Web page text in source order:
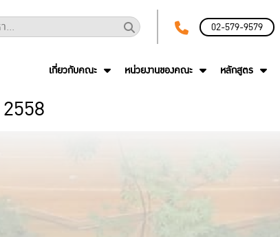
02-579-9579
เกี่ยวกับคณะ หน่วยงานของคณะ หลักสูตร